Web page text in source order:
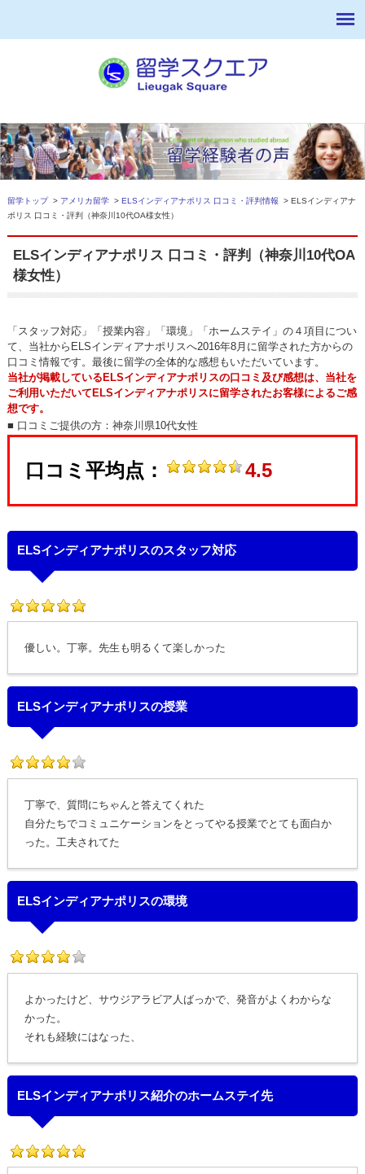
留学トップ> アメリカ留学> ELSインディアナポリス 口コミ・評判情報
> ELSインディアナ
ポリス 口コミ・評判（神奈川10代OA様女性）
ELSインディアナポリス 口コミ・評判（神奈川10代OA
様女性）
「スタッフ対応」「授業内容」「環境」「ホームステイ」の４項目につい
て、当社から ELSインディアナポリスへ2016年8月に留学された方からの
口コミ情報です。最後に留学の全体的な感想もいただいています。
当社が掲載しているELSインディアナポリスの口コミ及び感想は、当社を
ご利用いただいてELSインディアナポリスに留学されたお客様によるご感
想です。
■ 口コミご提供の方： 神奈川県10代女性
口コミ平均点： 4.5
ELSインディアナポリスのスタッフ対応
優しい。丁寧。先生も明るくて楽しかった
ELSインディアナポリスの授業
丁寧で、質問にちゃんと答えてくれた
自分たちでコミュニケーションをとってやる授業でとても面白か
った。工夫されてた
ELSインディアナポリスの環境
よかったけど、サウジアラビア人ばっかで、発音がよくわからな
かった。
それも経験にはなった、
ELSインディアナポリス紹介のホームステイ先